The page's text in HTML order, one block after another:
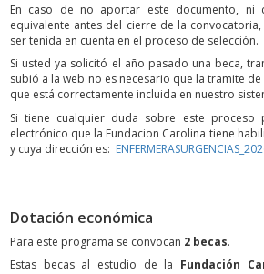
En caso de no aportar este documento, ni
equivalente antes del cierre de la
ser tenida en cuenta en el proceso de selección.
Si usted ya solicitó el año pasado una beca,
subió a la web no es necesario que la tramite
que está correctamente incluida en nuestro
Si tiene cualquier duda sobre este proceso
electrónico que la Fundacion Carolina tiene
y cuya dirección es:
Dotación económica
Para este programa se convocan 2 becas.
Estas becas al estudio de la Fundación